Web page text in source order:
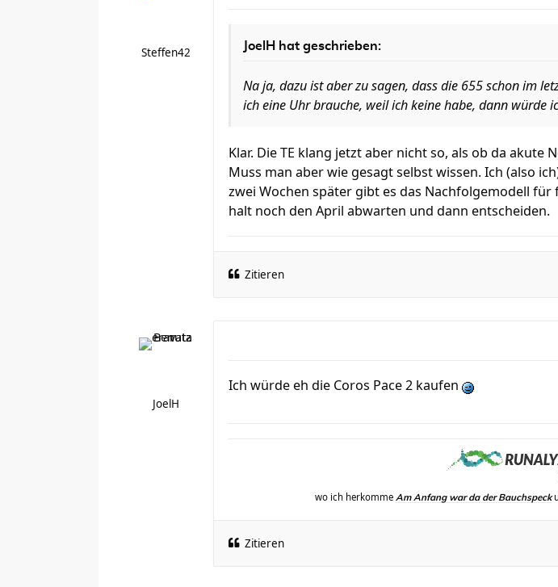
Steffen42 JoelH hat geschrieben:
Na ja, dazu ist aber zu sagen, dass die 655 schon im
ich eine Uhr brauche, weil ich keine habe, dann würde
Klar. Die TE klang jetzt aber nicht so, als ob da akute
Muss man aber wie gesagt selbst wissen. Ich (also
zwei Wochen später gibt es das Nachfolgemodell
halt noch den April abwarten und dann entscheiden.
Zitieren
JoelH
Ich würde eh die Coros Pace 2 kaufen
wo ich herkomme Am Anfang war da der Bauchspeck
Zitieren